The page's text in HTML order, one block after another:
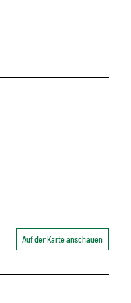
Auf der Karte anschauen